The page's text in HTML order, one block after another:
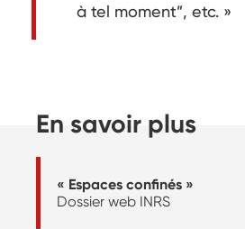
à tel moment”, etc. »
En savoir plus
« Espaces confinés »
Dossier web INRS